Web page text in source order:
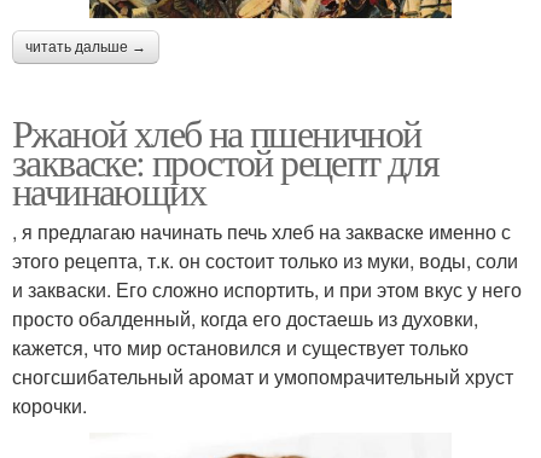
читать дальше →
Ржаной хлеб на пшеничной
закваске: простой рецепт для
начинающих
, я предлагаю начинать печь хлеб на закваске именно с
этого рецепта, т.к. он состоит только из муки, воды, соли
и закваски. Его сложно испортить, и при этом вкус у него
просто обалденный, когда его достаешь из духовки,
кажется, что мир остановился и существует только
сногсшибательный аромат и умопомрачительный хруст
корочки.